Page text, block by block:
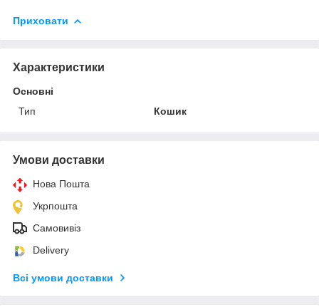
Приховати
Характеристики
Основні
Тип
Кошик
Умови доставки
Нова Пошта
Укрпошта
Самовивіз
Delivery
Всі умови доставки